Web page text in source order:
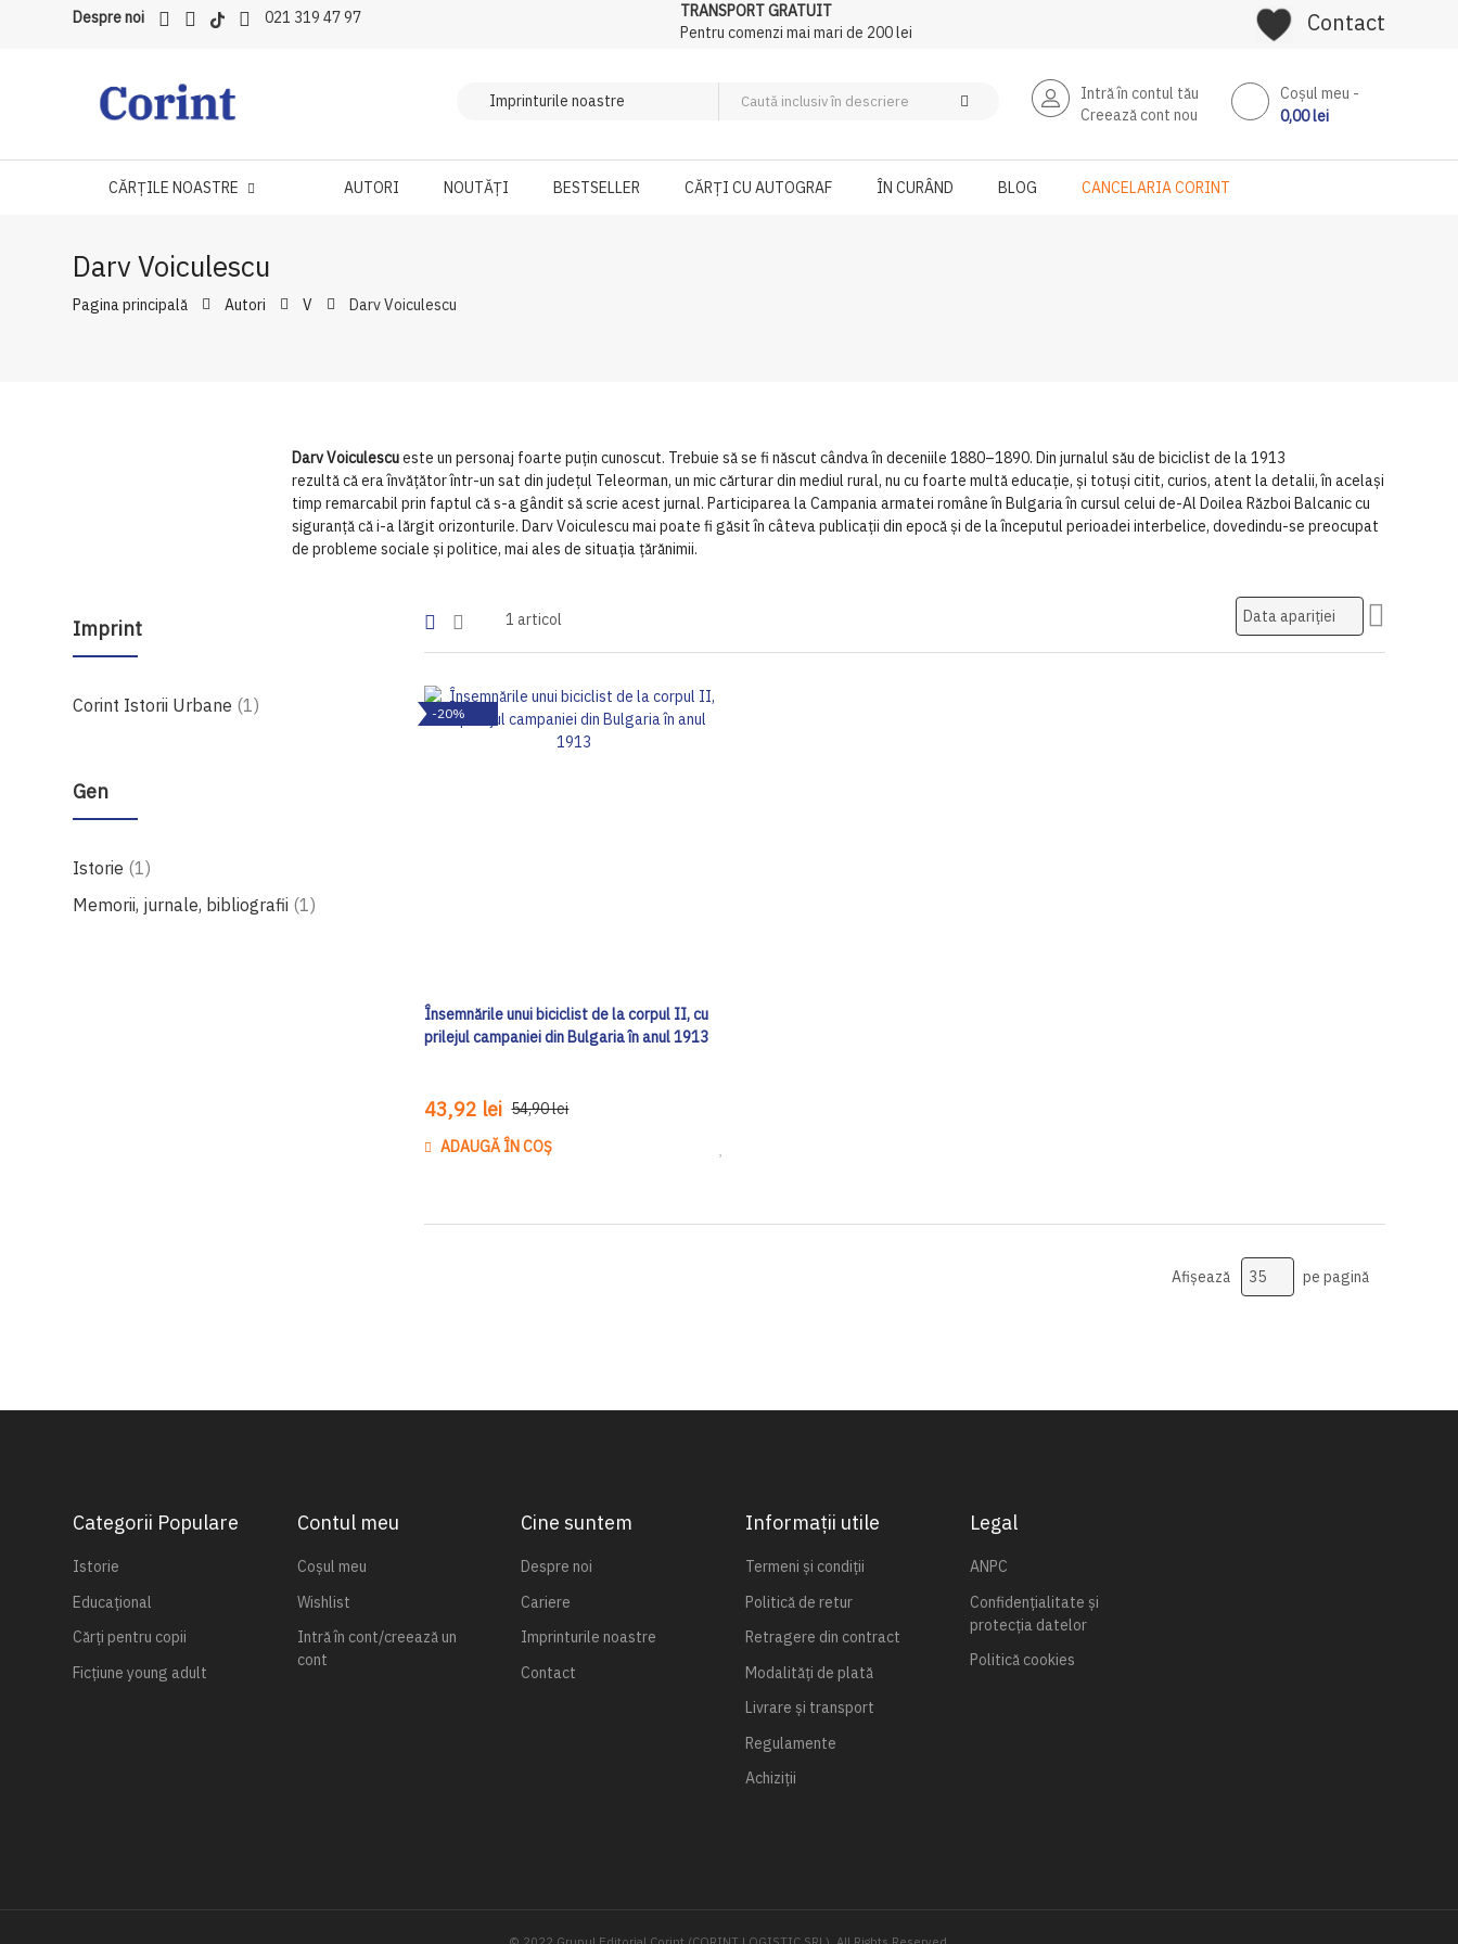
Despre noi 021 319 47 97
TRANSPORT GRATUIT
Pentru comenzi mai mari de 200 lei
Contact
Intră în contul tău
Creează cont nou
Coşul meu
0,00 lei
CĂRȚILE NOASTRE AUTORI NOUTĂȚI BESTSELLER CĂRȚI CU AUTOGRAF ÎN CURÂND BLOG CANCELARIA CORINT
Darv Voiculescu
Pagina principală Autori V Darv Voiculescu
Darv Voiculescueste un personaj foarte puțin cunoscut. Trebuie să se fi născut cândva în deceniile 1880–1890. Din jurnalul său de biciclist de la 1913
rezultă că era învățător într-un sat din județul Teleorman, un mic cărturar din mediul rural, nu cu foarte multă educație, și totuși citit, curios, atent la detalii, în același
timp remarcabil prin faptul că s-a gândit să scrie acest jurnal. Participarea la Campania armatei române în Bulgaria în cursul celui de-Al Doilea Război Balcanic cu
siguranță că i-a lărgit orizonturile. Darv Voiculescu mai poate fi găsit în câteva publicații din epocă și de la începutul perioadei interbelice, dovedindu-se preocupat
de probleme sociale și politice, mai ales de situația țărănimii.
Imprint
Corint Istorii Urbane 1produs
Gen
Istorie 1produs
Memorii, jurnale, bibliografii 1produs
1 articol
-20%
Însemnările unui biciclist de la corpul II, cu
prilejul campaniei din Bulgaria în anul 1913
43,92 lei 54,90 lei
ADAUGĂ ÎN COȘ
de
Afișează
pe pagină
Categorii Populare
Istorie
Educațional
Cărți pentru copii
Ficțiune young adult
Contul meu
Coșul meu
Wishlist
Intră în cont/creează un
cont
Cine suntem
Despre noi
Cariere
Imprinturile noastre
Contact
Informații utile
Termeni și condiții
Politică de retur
Retragere din contract
Modalități de plată
Livrare și transport
Regulamente
Achiziții
Legal
ANPC
Confidențialitate și
protecția datelor
Politică cookies